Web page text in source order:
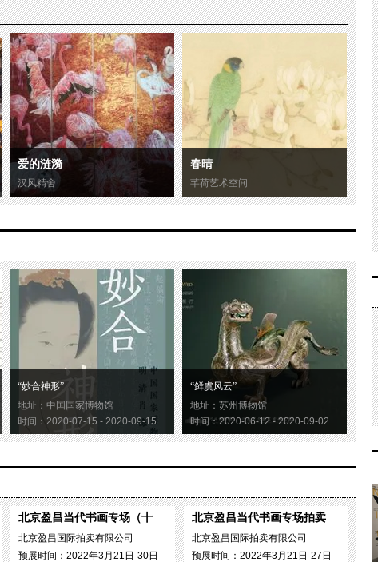
爱的涟漪
汉风精舍
春晴
芊荷艺术空间
“妙合神形”
地址：中国国家博物馆
时间：2020-07-15 - 2020-09-15
“鲜虞风云”
地址：苏州博物馆
时间：2020-06-12 - 2020-09-02
北京盈昌当代书画专场（十
北京盈昌国际拍卖有限公司
预展时间：2022年3月21日-30日
北京盈昌当代书画专场拍卖
北京盈昌国际拍卖有限公司
预展时间：2022年3月21日-27日